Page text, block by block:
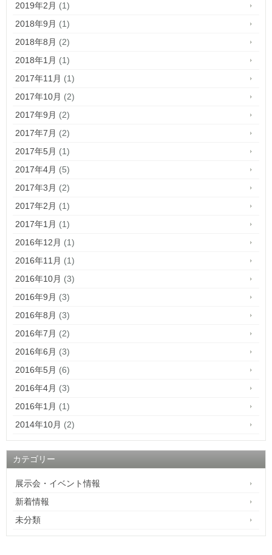
2019年2月 (1)
2018年9月 (1)
2018年8月 (2)
2018年1月 (1)
2017年11月 (1)
2017年10月 (2)
2017年9月 (2)
2017年7月 (2)
2017年5月 (1)
2017年4月 (5)
2017年3月 (2)
2017年2月 (1)
2017年1月 (1)
2016年12月 (1)
2016年11月 (1)
2016年10月 (3)
2016年9月 (3)
2016年8月 (3)
2016年7月 (2)
2016年6月 (3)
2016年5月 (6)
2016年4月 (3)
2016年1月 (1)
2014年10月 (2)
カテゴリー
展示会・イベント情報
新着情報
未分類